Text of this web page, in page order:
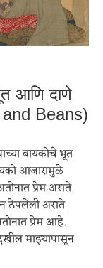
आणि दाणे
Beans)
बायकोचे भूत
आजारामुळे
प्रेम असते.
ठेपलेली असते
प्रेम आहे.
माझ्यापासून